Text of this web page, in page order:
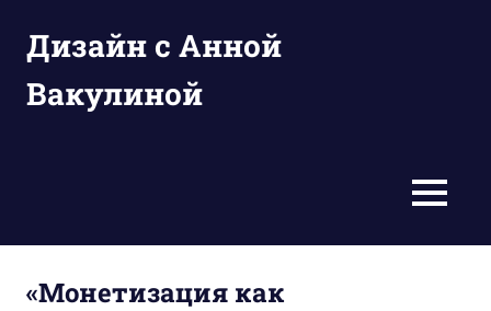
содержимому
Дизайн с Анной
Вакулиной
МЕНЮ
«Монетизация как